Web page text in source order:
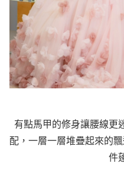
有點馬甲的修身讓腰線更
配，一層一層堆疊起來的
件